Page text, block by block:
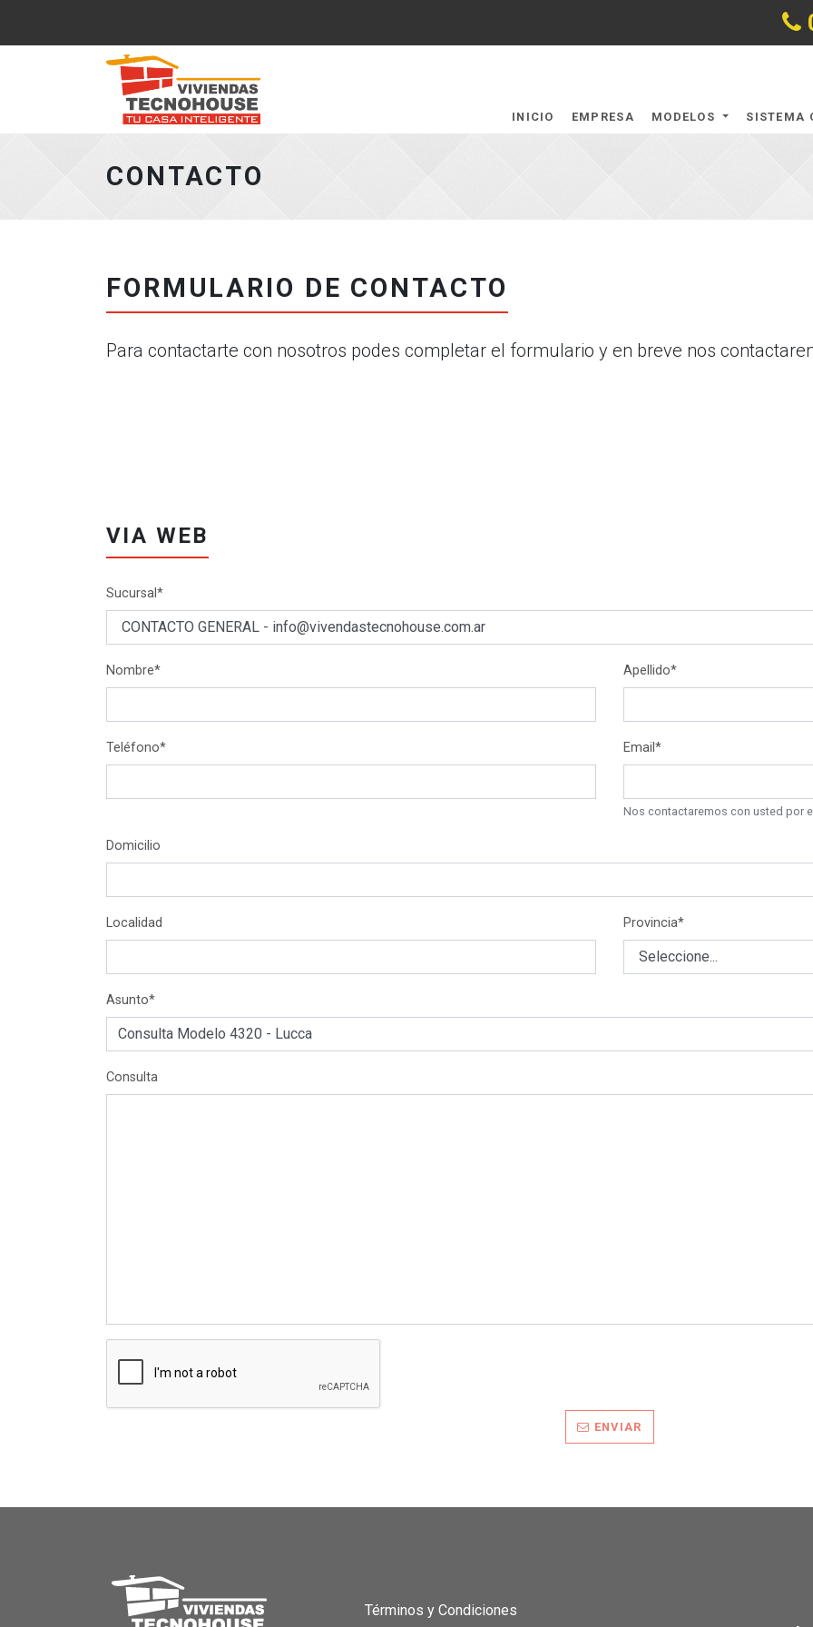
INICIO EMPRESA MODELOS SISTEMA
CONTACTO
FORMULARIO DE CONTACTO
Para contactarte con nosotros podes completar el formulario y en breve nos
VIA WEB
Sucursal*
Nombre* Apellido*
Teléfono* Email*
Nos contactaremos con usted por
Domicilio
Localidad Provincia*
Asunto*
Consulta
ENVIAR
Términos y Condiciones